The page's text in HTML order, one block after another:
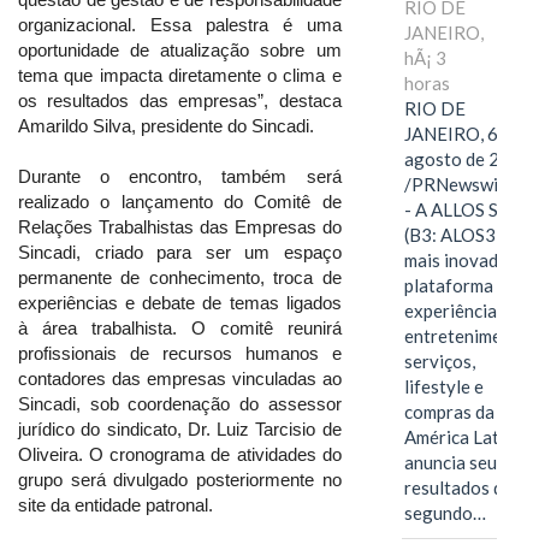
organizacional. Essa palestra é uma
oportunidade de atualização sobre um
tema que impacta diretamente o clima e
os resultados das empresas”, destaca
Amarildo Silva, presidente do Sincadi.
Durante o encontro, também será
realizado o lançamento do Comitê de
Relações Trabalhistas das Empresas do
Sincadi, criado para ser um espaço
permanente de conhecimento, troca de
experiências e debate de temas ligados
à área trabalhista. O comitê reunirá
profissionais de recursos humanos e
contadores das empresas vinculadas ao
Sincadi, sob coordenação do assessor
jurídico do sindicato, Dr. Luiz Tarcisio de
Oliveira. O cronograma de atividades do
grupo será divulgado posteriormente no
site da entidade patronal.
RIO DE
JANEIRO,
hÃ¡ 3
horas
RIO DE
JANEIRO, 6 de
agosto de 2026
/PRNewswire/ -
- A ALLOS S.A.
(B3: ALOS3), a
mais inovadora
plataforma de
experiências,
entretenimento,
serviços,
lifestyle e
compras da
América Latina
anuncia seus
resultados do
segundo…